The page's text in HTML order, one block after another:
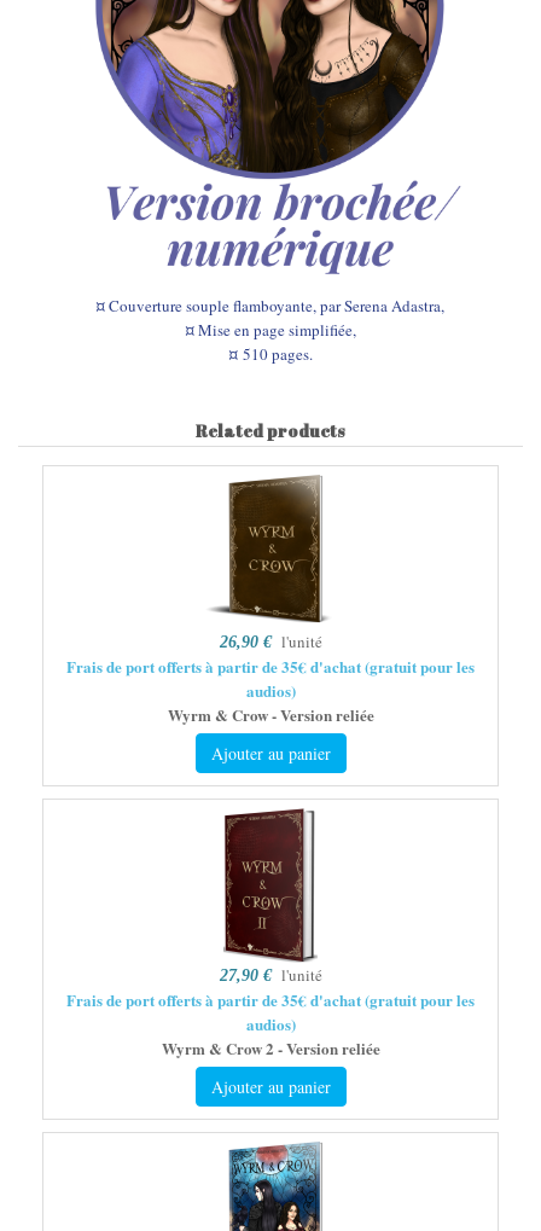
¤ Couverture souple flamboyante, par Serena Adastra,
¤ Mise en page simplifiée,
¤ 510 pages.
Related products
26,90 € l'unité
Frais de port offerts à partir de 35€ d'achat (gratuit pour les
audios)
Wyrm & Crow - Version reliée
Ajouter au panier
27,90 € l'unité
Frais de port offerts à partir de 35€ d'achat (gratuit pour les
audios)
Wyrm & Crow 2 - Version reliée
Ajouter au panier